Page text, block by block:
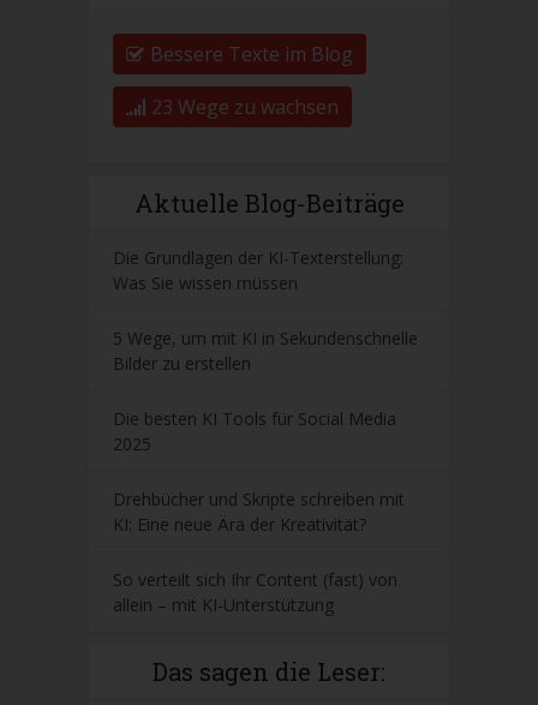
Bessere Texte im Blog
23 Wege zu wachsen
Aktuelle Blog-Beiträge
Die Grundlagen der KI-Texterstellung:
Was Sie wissen müssen
5 Wege, um mit KI in Sekundenschnelle
Bilder zu erstellen
Die besten KI Tools für Social Media
2025
Drehbücher und Skripte schreiben mit
KI: Eine neue Ära der Kreativität?
So verteilt sich Ihr Content (fast) von
allein – mit KI-Unterstützung
Das sagen die Leser: